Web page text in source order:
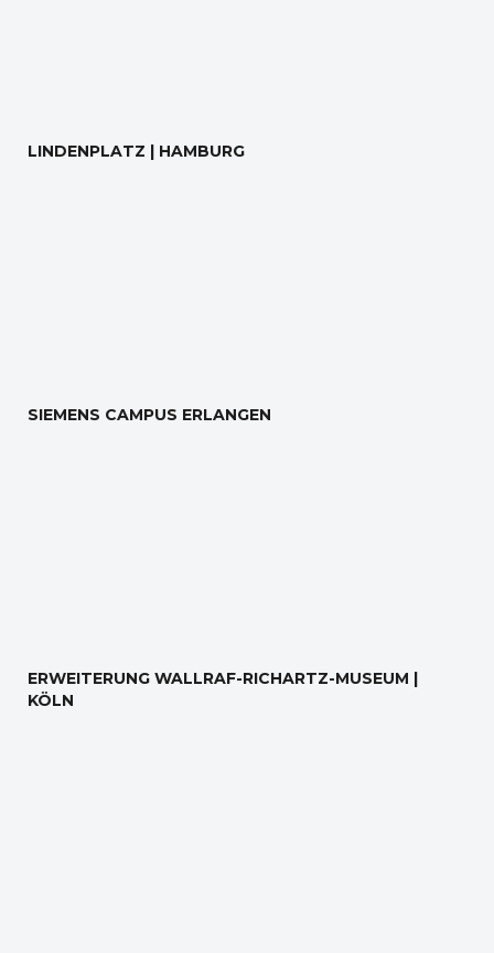
LINDENPLATZ | HAMBURG
SIEMENS CAMPUS ERLANGEN
ERWEITERUNG WALLRAF-RICHARTZ-MUSEUM |
KÖLN